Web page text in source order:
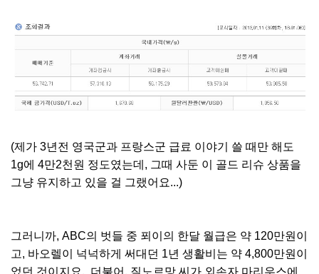
(제가 3년전 영국군과 프랑스군 급료 이야기 쓸 때만 해도
1g에 4만2천원 정도였는데, 그때 사둔 이 골드 리슈 상품을
그냥 유지하고 있을 걸 그랬어요...)
그러니까, ABC의 벗들 중 푀이의 한달 월급은 약 120만원이
고, 바오렐이 넉넉하게 써대던 1년 생활비는 약 4,800만원이
었던 것이지요. 더불어, 질노르망 씨가 외손자 마리우스에